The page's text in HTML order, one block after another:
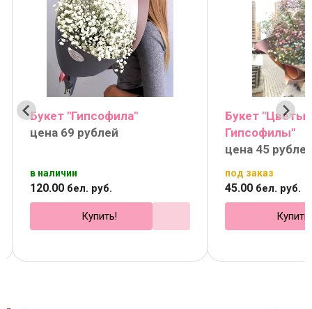
Букет "Гипсофила"
цена 69 рублей
в наличии
120.00 бел. руб.
Купить!
Букет "Цветы
Гипсофилы"
цена 45
под заказ
45.00 бел. руб.
Купить!